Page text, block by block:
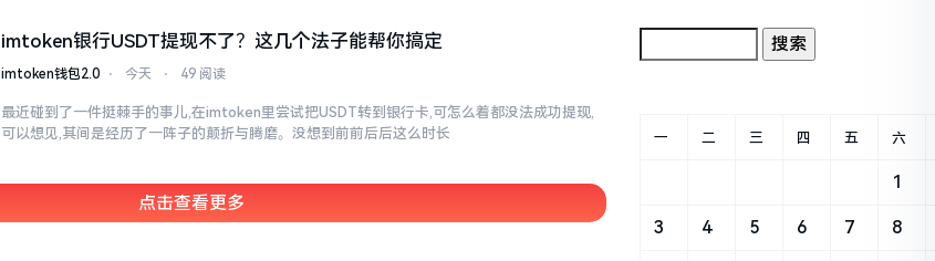
imtoken银行USDT提现不了？这几个法子能帮你搞定
imtoken钱包2.0 ⋅ 今天 ⋅ 49 阅读
最近碰到了一件挺棘手的事儿,在imtoken里尝试把USDT转到银行卡,可怎么着都没法成功提现,
可以想见,其间是经历了一阵子的颠折与腾磨。没想到前前后后这么时长
点击查看更多
一 二 三 四 五 六
1
3 4 5 6 7 8